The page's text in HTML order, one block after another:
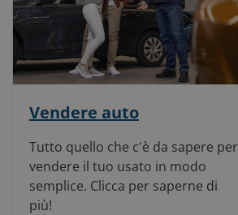
Vendere auto
Tutto quello che c'è da sapere per
vendere il tuo usato in modo
semplice. Clicca per saperne di
più!